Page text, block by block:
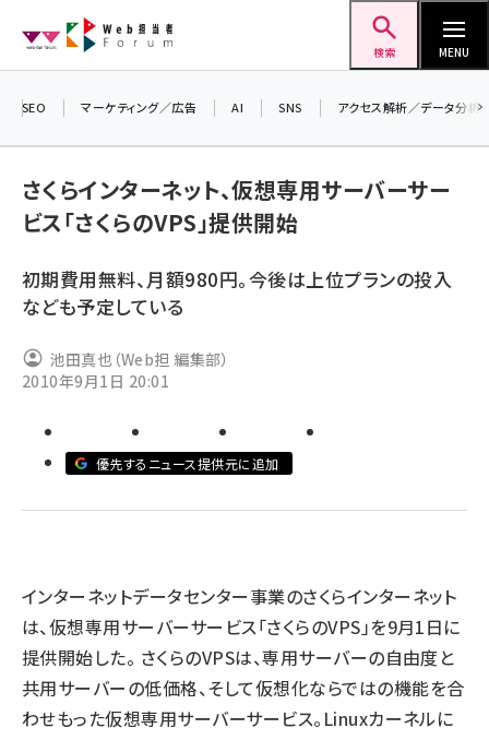
ン
検索 MENU
ai (2804)
note (2312)
z世代 (1622)
SEO マーケティング／広告 AI SNS アクセス解析／データ分析
さくらインターネット、仮想専用サーバーサー
ビス「さくらのVPS」提供開始
初期費用無料、月額980円。今後は上位プランの投入
なども予定している
池田真也（Web担 編集部）
2010年9月1日 20:01
優先するニュース提供元に追加
インターネットデータセンター事業のさくらインターネット
は、仮想専用サーバーサービス「さくらのVPS」を9月1日に
提供開始した。 さくらのVPSは、専用サーバーの自由度と
共用サーバーの低価格、そして仮想化ならではの機能を合
わせもった仮想専用サーバーサービス。Linuxカーネルに